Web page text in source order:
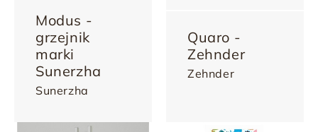
Modus -
grzejnik
marki
Sunerzha
Sunerzha
Quaro -
Zehnder
Zehnder